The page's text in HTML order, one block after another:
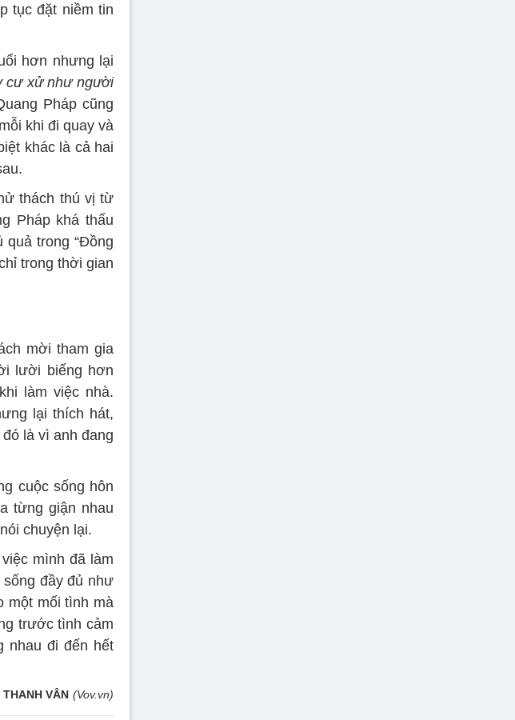
tục đặt niềm tin
hơn nhưng lại
cư xử như người
Pháp cũng
khi đi quay và
khác là cả hai
thách thú vị từ
Pháp khá thấu
trong “Đồng
trong thời gian
mời tham gia
lười biếng hơn
làm việc nhà.
lại thích hát,
là vì anh đang
cuộc sống hôn
từng giận nhau
chuyện lại.
mình đã làm
đầy đủ như
một mối tình mà
trước tình cảm
nhau đi đến hết
THANH VÂN (Vov.vn)